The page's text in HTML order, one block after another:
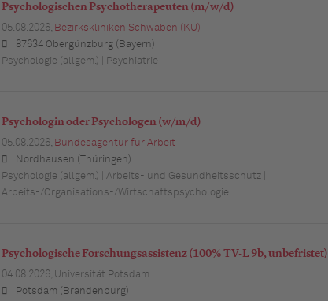
Psychologischen Psychotherapeuten (m/w/d)
05.08.2026, Bezirkskliniken Schwaben (KU)
87634 Obergünzburg (Bayern)
Psychologie (allgem.) | Psychiatrie
Psychologin oder Psychologen (w/m/d)
05.08.2026, Bundesagentur für Arbeit
Nordhausen (Thüringen)
Psychologie (allgem.) | Arbeits- und Gesundheitsschutz |
Arbeits-/Organisations-/Wirtschaftspsychologie
Psychologische Forschungsassistenz (100% TV-L 9b, unbefristet)
04.08.2026, Universität Potsdam
Potsdam (Brandenburg)